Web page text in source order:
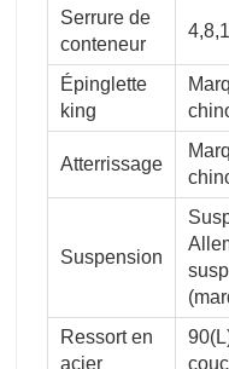
Serrure de
conteneur
Épinglette
king
Atterrissage
Suspension
Ressort en
acier